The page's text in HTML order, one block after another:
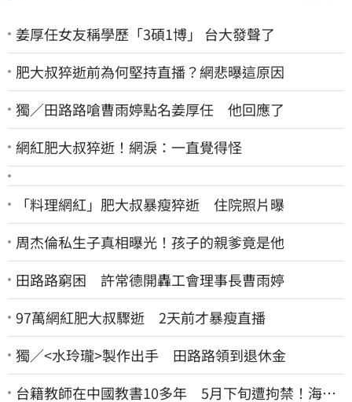
姜厚任女友稱學歷「3碩1博」 台大發聲了
肥大叔猝逝前為何堅持直播？網悲曝這原因
獨／田路路嗆曹雨婷點名姜厚任 他回應了
網紅肥大叔猝逝！網淚：一直覺得怪
「料理網紅」肥大叔暴瘦猝逝 住院照片曝
周杰倫私生子真相曝光！孩子的親爹竟是他
田路路窮困 許常德開轟工會理事長曹雨婷
97萬網紅肥大叔驟逝 2天前才暴瘦直播
獨／<水玲瓏>製作出手 田路路領到退休金
台籍教師在中國教書10多年 5月下旬遭拘禁！海基